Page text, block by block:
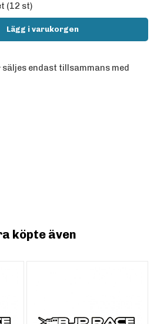
(12 st)
Lägg i varukorgen
säljes endast tillsammans med
köpte även